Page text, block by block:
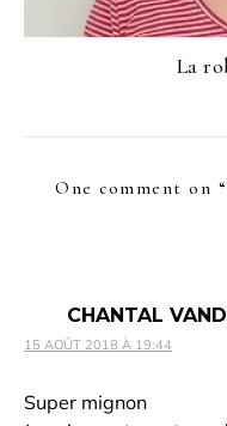
La
One comment on “
CHANTAL
15 AOÛT 2018 À 19:44
Super mignon